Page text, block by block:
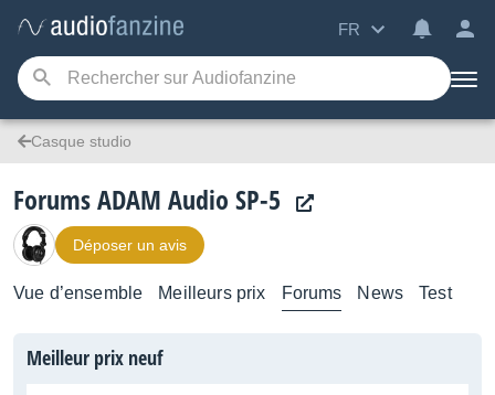
FR
Casque studio
Forums ADAM Audio SP-5
Déposer un avis
Vue d’ensemble Meilleurs prix Forums News Test
Meilleur prix neuf